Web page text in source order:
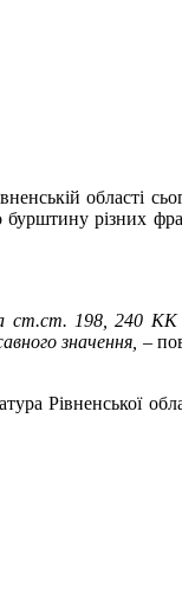
області
різних
за ст.ст. 198, 240
значення, –
Рівненської